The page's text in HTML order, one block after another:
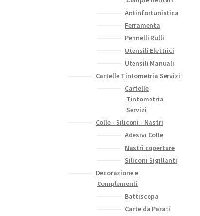
Antinfortunistica
Ferramenta
Pennelli Rulli
Utensili Elettrici
Utensili Manuali
Cartelle Tintometria Servizi
Cartelle
Tintometria
Servizi
Colle - Siliconi - Nastri
Adesivi Colle
Nastri coperture
Siliconi Sigillanti
Decorazione e
Complementi
Battiscopa
Carte da Parati